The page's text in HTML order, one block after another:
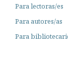
Para lectoras/es
Para autores/as
Para